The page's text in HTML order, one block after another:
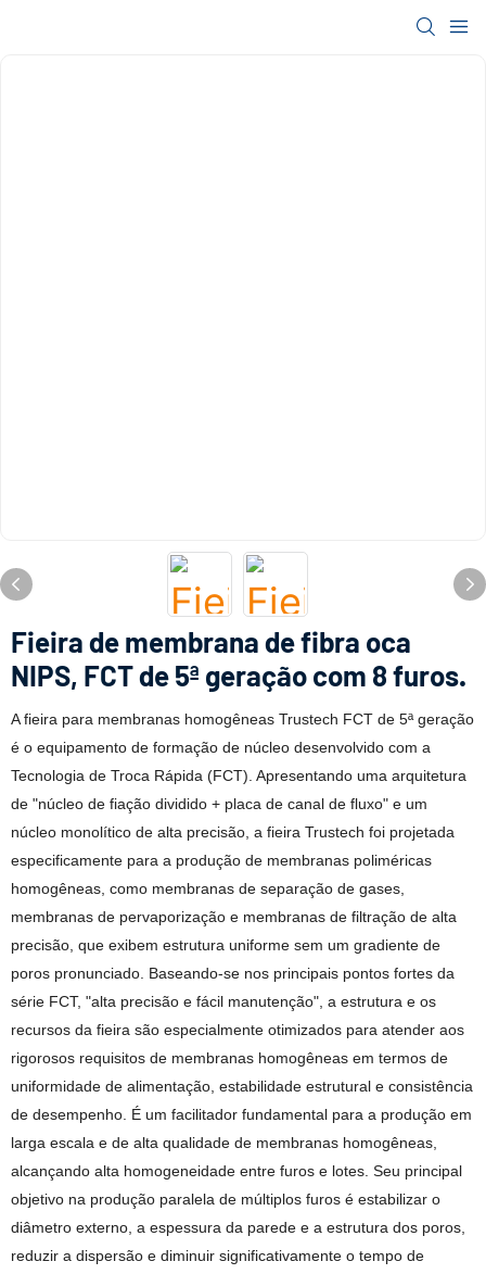
Fieira de membrana de fibra oca
NIPS, FCT de 5ª geração com 8 furos.
A fieira para membranas homogêneas Trustech FCT de 5ª geração
é o equipamento de formação de núcleo desenvolvido com a
Tecnologia de Troca Rápida (FCT). Apresentando uma arquitetura
de "núcleo de fiação dividido + placa de canal de fluxo" e um
núcleo monolítico de alta precisão, a fieira Trustech foi projetada
especificamente para a produção de membranas poliméricas
homogêneas, como membranas de separação de gases,
membranas de pervaporização e membranas de filtração de alta
precisão, que exibem estrutura uniforme sem um gradiente de
poros pronunciado. Baseando-se nos principais pontos fortes da
série FCT, "alta precisão e fácil manutenção", a estrutura e os
recursos da fieira são especialmente otimizados para atender aos
rigorosos requisitos de membranas homogêneas em termos de
uniformidade de alimentação, estabilidade estrutural e consistência
de desempenho. É um facilitador fundamental para a produção em
larga escala e de alta qualidade de membranas homogêneas,
alcançando alta homogeneidade entre furos e lotes. Seu principal
objetivo na produção paralela de múltiplos furos é estabilizar o
diâmetro externo, a espessura da parede e a estrutura dos poros,
reduzir a dispersão e diminuir significativamente o tempo de